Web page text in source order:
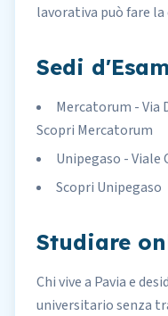
lavorativa può fare la
Sedi
Mercatorum - Via
Scopri Mercatorum
Unipegaso - Viale
Scopri Unipegaso
Studiare
Chi vive a Pavia e
universitario senza